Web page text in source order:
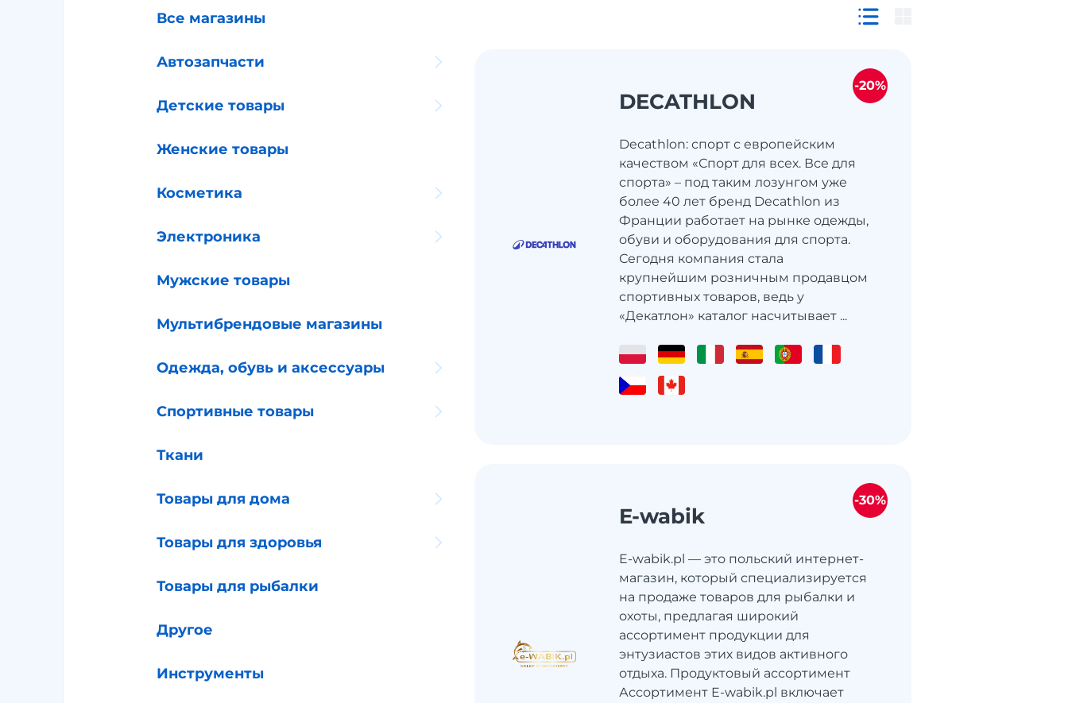
Все магазины
Автозапчасти
Детские товары
Женские товары
Косметика
Электроника
Мужские товары
Мультибрендовые магазины
Одежда, обувь и аксессуары
Спортивные товары
Ткани
Товары для дома
Товары для здоровья
Товары для рыбалки
Другое
Инструменты
DECATHLON
Decathlon: спорт с европейским
качеством «Спорт для всех. Все для
спорта» – под таким лозунгом уже
более 40 лет бренд Decathlon из
Франции работает на рынке одежды,
обуви и оборудования для спорта.
Сегодня компания стала
крупнейшим розничным продавцом
спортивных товаров, ведь у
«Декатлон» каталог насчитывает ...
-20%
E-wabik
E-wabik.pl — это польский интернет-
магазин, который специализируется
на продаже товаров для рыбалки и
охоты, предлагая широкий
ассортимент продукции для
энтузиастов этих видов активного
отдыха. Продуктовый ассортимент
Ассортимент E-wabik.pl включает
-30%